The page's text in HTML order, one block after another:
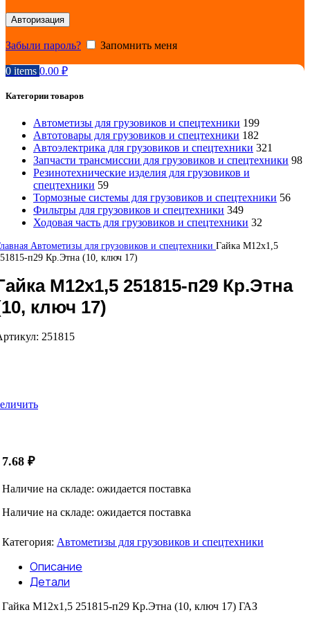
Авторизация
Забыли пароль? Запомнить меня
0 items 0.00 ₽
Категории товаров
Автометизы для грузовиков и спецтехники 199
Автотовары для грузовиков и спецтехники 182
Автоэлектрика для грузовиков и спецтехники 321
Запчасти трансмиссии для грузовиков и спецтехники 98
Резинотехнические изделия для грузовиков и
спецтехники 59
Тормозные системы для грузовиков и спецтехники 56
Фильтры для грузовиков и спецтехники 349
Ходовая часть для грузовиков и спецтехники 32
Автометизы для грузовиков и спецтехники Гайка М12х1,5
п29 Кр.Этна (10, ключ 17)
М12х1,5 251815-п29 Кр.Этна
ключ 17)
251815
7.68 ₽
Наличие на складе: ожидается поставка
Наличие на складе: ожидается поставка
Категория: Автометизы для грузовиков и спецтехники
Описание
Детали
Гайка М12х1,5 251815-п29 Кр.Этна (10, ключ 17) ГАЗ